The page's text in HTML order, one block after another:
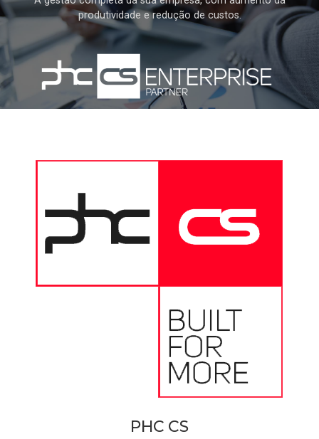
produtividade e redução de custos.
PHC CS